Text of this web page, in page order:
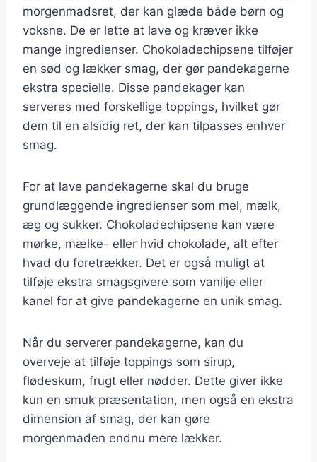
morgenmadsret, der kan glæde både børn og
voksne. De er lette at lave og kræver ikke
mange ingredienser. Chokoladechipsene tilføjer
en sød og lækker smag, der gør pandekagerne
ekstra specielle. Disse pandekager kan
serveres med forskellige toppings, hvilket gør
dem til en alsidig ret, der kan tilpasses enhver
smag.
For at lave pandekagerne skal du bruge
grundlæggende ingredienser som mel, mælk,
æg og sukker. Chokoladechipsene kan være
mørke, mælke- eller hvid chokolade, alt efter
hvad du foretrækker. Det er også muligt at
tilføje ekstra smagsgivere som vanilje eller
kanel for at give pandekagerne en unik smag.
Når du serverer pandekagerne, kan du
overveje at tilføje toppings som sirup,
flødeskum, frugt eller nødder. Dette giver ikke
kun en smuk præsentation, men også en ekstra
dimension af smag, der kan gøre
morgenmaden endnu mere lækker.